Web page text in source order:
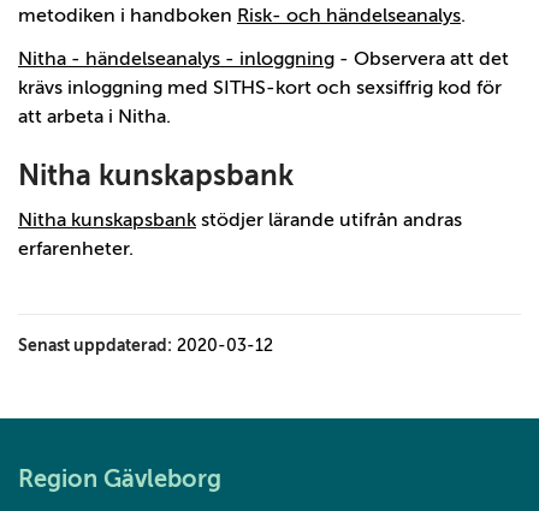
metodiken i handboken Risk- och händelseanalys.
Nitha - händelseanalys - inloggning - Observera att det
krävs inloggning med SITHS-kort och sexsiffrig kod för
att arbeta i Nitha.
Nitha kunskapsbank
Nitha kunskapsbank stödjer lärande utifrån andras
erfarenheter.
Senast uppdaterad: 2020-03-12
Region Gävleborg